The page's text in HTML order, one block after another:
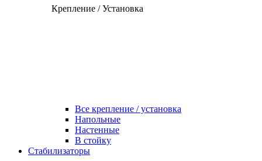
Крепление / Установка
Все крепление / установка
Напольные
Настенные
В стойку
Стабилизаторы